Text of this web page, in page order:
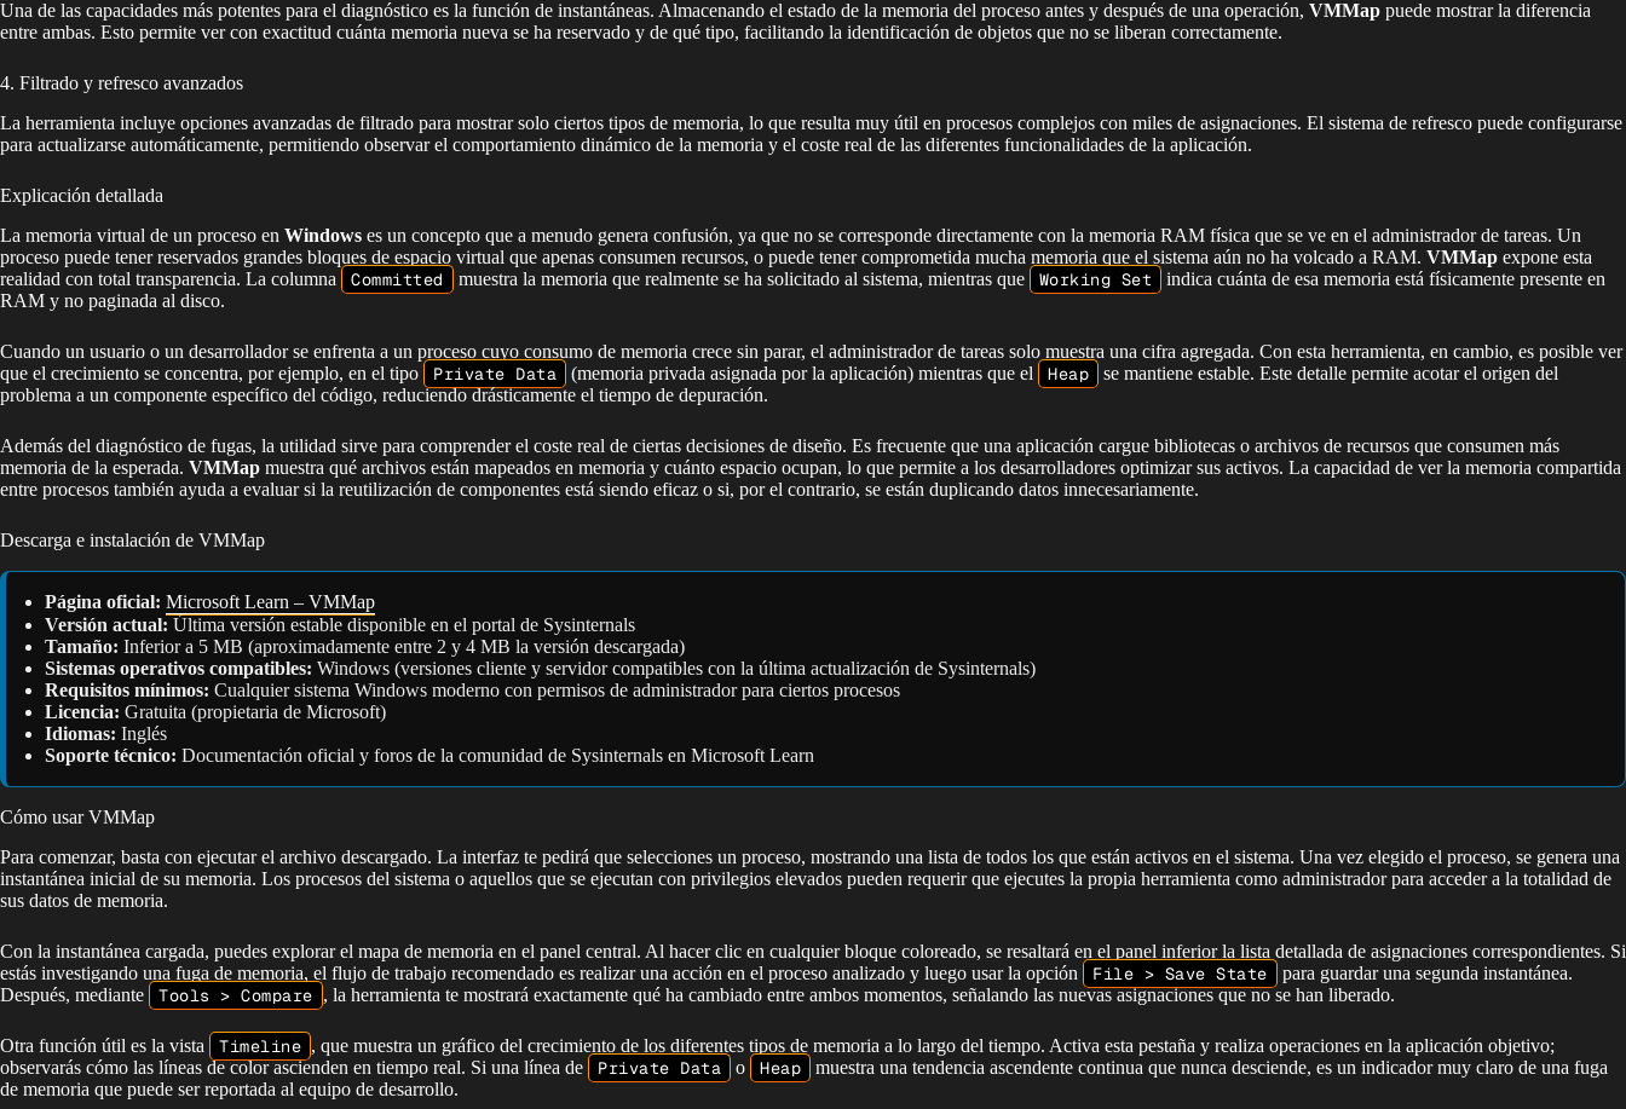
Una de las capacidades más potentes para el diagnóstico es la función de instantáneas. Almacenando el estado de la memoria del proceso antes y después de una operación, VMMap puede mostrar la diferencia
entre ambas. Esto permite ver con exactitud cuánta memoria nueva se ha reservado y de qué tipo, facilitando la identificación de objetos que no se liberan correctamente.
4. Filtrado y refresco avanzados
La herramienta incluye opciones avanzadas de filtrado para mostrar solo ciertos tipos de memoria, lo que resulta muy útil en procesos complejos con miles de asignaciones. El sistema de refresco puede configurarse
para actualizarse automáticamente, permitiendo observar el comportamiento dinámico de la memoria y el coste real de las diferentes funcionalidades de la aplicación.
Explicación detallada
La memoria virtual de un proceso en Windows es un concepto que a menudo genera confusión, ya que no se corresponde directamente con la memoria RAM física que se ve en el administrador de tareas. Un
proceso puede tener reservados grandes bloques de espacio virtual que apenas consumen recursos, o puede tener comprometida mucha memoria que el sistema aún no ha volcado a RAM. VMMap expone esta
realidad con total transparencia. La columna
Committed muestra la memoria que realmente se ha solicitado al sistema, mientras que Working Set
indica cuánta de esa memoria está físicamente presente en
RAM y no paginada al disco.
Cuando un usuario o un desarrollador se enfrenta a un proceso cuyo consumo de memoria crece sin parar, el administrador de tareas solo muestra una cifra agregada. Con esta herramienta, en cambio, es posible ver
que el crecimiento se concentra, por ejemplo, en el tipo
Private Data (memoria privada asignada por la aplicación) mientras que el Heap
se mantiene estable. Este detalle permite acotar el origen del
problema a un componente específico del código, reduciendo drásticamente el tiempo de depuración.
Además del diagnóstico de fugas, la utilidad sirve para comprender el coste real de ciertas decisiones de diseño. Es frecuente que una aplicación cargue bibliotecas o archivos de recursos que consumen más
memoria de la esperada. VMMap muestra qué archivos están mapeados en memoria y cuánto espacio ocupan, lo que permite a los desarrolladores optimizar sus activos. La capacidad de ver la memoria compartida
entre procesos también ayuda a evaluar si la reutilización de componentes está siendo eficaz o si, por el contrario, se están duplicando datos innecesariamente.
Descarga e instalación de VMMap
Página oficial: Microsoft Learn – VMMap
Versión actual: Última versión estable disponible en el portal de Sysinternals
Tamaño: Inferior a 5 MB (aproximadamente entre 2 y 4 MB la versión descargada)
Sistemas operativos compatibles: Windows (versiones cliente y servidor compatibles con la última actualización de Sysinternals)
Requisitos mínimos: Cualquier sistema Windows moderno con permisos de administrador para ciertos procesos
Licencia: Gratuita (propietaria de Microsoft)
Idiomas: Inglés
Soporte técnico: Documentación oficial y foros de la comunidad de Sysinternals en Microsoft Learn
Cómo usar VMMap
Para comenzar, basta con ejecutar el archivo descargado. La interfaz te pedirá que selecciones un proceso, mostrando una lista de todos los que están activos en el sistema. Una vez elegido el proceso, se genera una
instantánea inicial de su memoria. Los procesos del sistema o aquellos que se ejecutan con privilegios elevados pueden requerir que ejecutes la propia herramienta como administrador para acceder a la totalidad de
sus datos de memoria.
Con la instantánea cargada, puedes explorar el mapa de memoria en el panel central. Al hacer clic en cualquier bloque coloreado, se resaltará en el panel inferior la lista detallada de asignaciones correspondientes. Si
estás investigando una fuga de memoria, el flujo de trabajo recomendado es realizar una acción en el proceso analizado y luego usar la opción
File > Save State
para guardar una segunda instantánea.
Después, mediante
Tools > Compare , la herramienta te mostrará exactamente qué ha cambiado entre ambos momentos, señalando las nuevas asignaciones que no se han liberado.
Otra función útil es la vista Timeline , que muestra un gráfico del crecimiento de los diferentes tipos de memoria a lo largo del tiempo. Activa esta pestaña y realiza operaciones en la aplicación objetivo;
observarás cómo las líneas de color ascienden en tiempo real. Si una línea de
Private Data o Heap
muestra una tendencia ascendente continua que nunca desciende, es un indicador muy claro de una fuga
de memoria que puede ser reportada al equipo de desarrollo.